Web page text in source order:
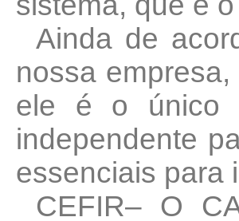
Ainda de
nossa
ele é o único
independente
essenciais para
CEFIR– O